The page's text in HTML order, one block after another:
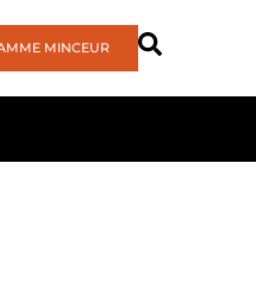
MINCEUR